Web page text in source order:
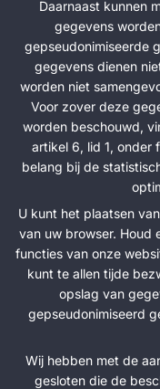
Daarnaast kunnen
gegevens
gepseudonimiseerde
gegevens dienen
worden niet
Voor zover deze
worden beschouwd,
artikel 6, lid 1, onder
belang bij de
U kunt het plaatsen
van uw browser. Houd
functies van onze
kunt te allen tijde
opslag van
gepseudonimiseerd
Wij hebben met de
gesloten die de